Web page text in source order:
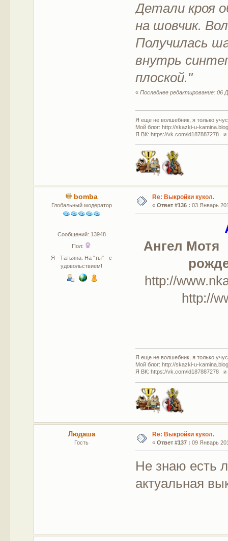
Детали кроя
на шовчик.
Получилась
внутрь
плоской."
«Последнее редактирование: 06
Я еще не волшебник, я только
Мой блог: http://skazki-u-
Я ВК: https://vk.com/id187887278 и
bomba
Глобальный модератор
Сообщений: 13948
Пол:
Я - Татьяна. На "ты" - с
удовольствием!
Re: Выкройки кукол.
« Ответ #136 : 03 Январь
Ангел Мотя
http://
http://
Я еще не волшебник, я только
Мой блог: http://skazki-u-
Я ВК: https://vk.com/id187887278 и
Людаша
Гость
Re: Выкройки кукол.
« Ответ #137 : 09 Январь
Не знаю есть
актуальная